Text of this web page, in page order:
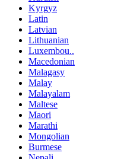
Kyrgyz
Latin
Latvian
Lithuanian
Luxembou..
Macedonian
Malagasy
Malay
Malayalam
Maltese
Maori
Marathi
Mongolian
Burmese